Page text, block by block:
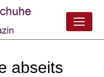
abseits